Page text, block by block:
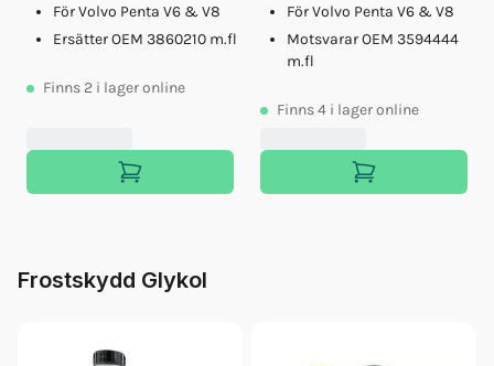
För Volvo Penta V6 & V8
Ersätter OEM 3860210 m.fl
Finns 2 i lager online
För Volvo Penta V6 & V8
Motsvarar OEM 3594444
m.fl
Finns4 i lager online
Frostskydd Glykol